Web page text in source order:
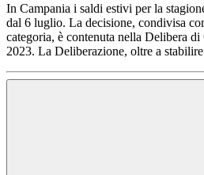
In Campania i saldi estivi per la
dal 6 luglio. La decisione, condivisa
categoria, è contenuta nella Delibera
2023. La Deliberazione, oltre a